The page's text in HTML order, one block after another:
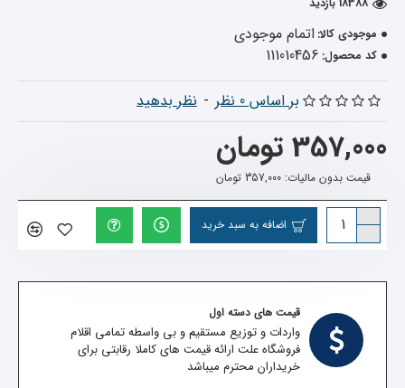
موجودی کالا: اتمام موجودی
کد محصول: 111010456
بر اساس 0 نظر - نظر بدهید
357,000 تومان
قیمت بدون مالیات: 357,000 تومان
اضافه به سبد خرید
قیمت های دسته اول
واردات و توزیع مستقیم و بی واسطه تمامی اقلام
فروشگاه علت ارائه قیمت های کاملا رقابتی برای
خریداران محترم میباشد